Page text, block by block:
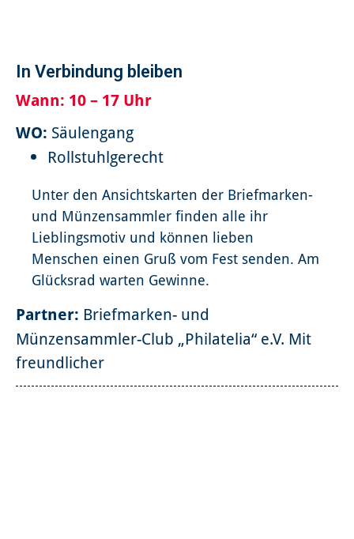
In Verbindung bleiben
Wann: 10 – 17 Uhr
WO: Säulengang
Rollstuhlgerecht
Unter den Ansichtskarten der Briefmarken-
und Münzensammler finden alle ihr
Lieblingsmotiv und können lieben
Menschen einen Gruß vom Fest senden. Am
Glücksrad warten Gewinne.
Partner: Briefmarken- und
Münzensammler-Club „Philatelia“ e.V. Mit
freundlicher